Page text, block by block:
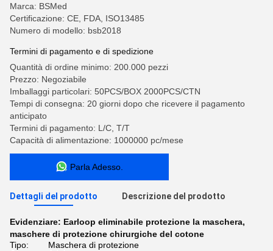
Marca: BSMed
Certificazione: CE, FDA, ISO13485
Numero di modello: bsb2018
Termini di pagamento e di spedizione
Quantità di ordine minimo: 200.000 pezzi
Prezzo: Negoziabile
Imballaggi particolari: 50PCS/BOX 2000PCS/CTN
Tempi di consegna: 20 giorni dopo che ricevere il pagamento
anticipato
Termini di pagamento: L/C, T/T
Capacità di alimentazione: 1000000 pc/mese
Parla Adesso.
Dettagli del prodotto Descrizione del prodotto
Evidenziare: Earloop eliminabile protezione la maschera,
maschere di protezione chirurgiche del cotone
Tipo:
Maschera di protezione